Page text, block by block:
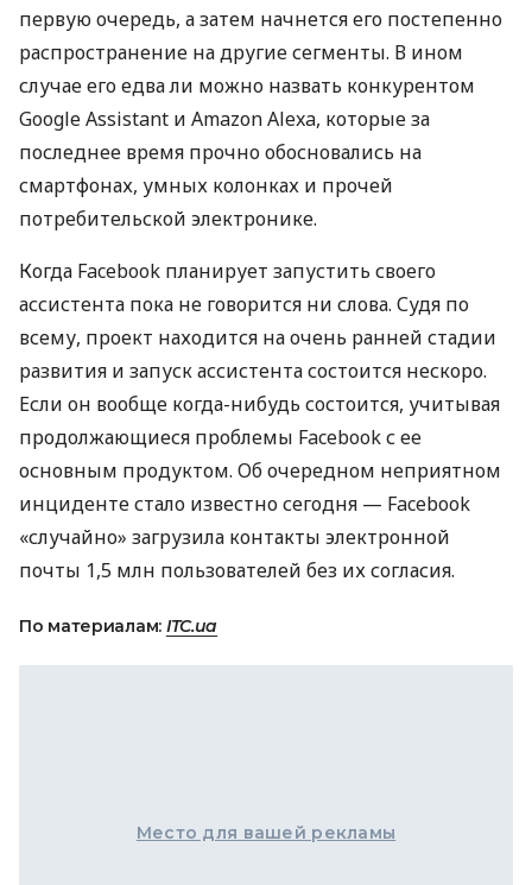
первую очередь, а затем начнется его постепенно
распространение на другие сегменты. В ином
случае его едва ли можно назвать конкурентом
Google Assistant и Amazon Alexa, которые за
последнее время прочно обосновались на
смартфонах, умных колонках и прочей
потребительской электронике.
Когда Facebook планирует запустить своего
ассистента пока не говорится ни слова. Судя по
всему, проект находится на очень ранней стадии
развития и запуск ассистента состоится нескоро.
Если он вообще когда-нибудь состоится, учитывая
продолжающиеся проблемы Facebook с ее
основным продуктом. Об очередном неприятном
инциденте стало известно сегодня — Facebook
«случайно» загрузила контакты электронной
почты 1,5 млн пользователей без их согласия.
По материалам: ITC.ua
Место для вашей рекламы